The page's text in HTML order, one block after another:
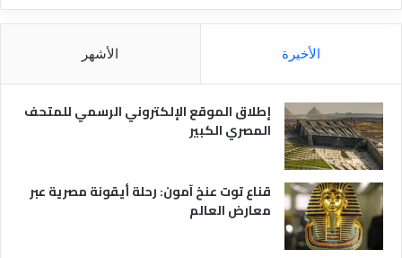
ا
ل
ر
ة
ق
و
الأخيرة الأشهر
إطلاق الموقع الإلكتروني الرسمي للمتحف
المصري الكبير
قناع توت عنخ آمون: رحلة أيقونة مصرية عبر
معارض العالم